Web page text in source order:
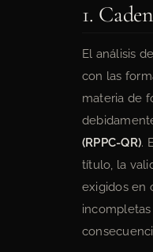
1.
El análisis
con las
materia de
(RPPC-QR).
título, la
exigidos en